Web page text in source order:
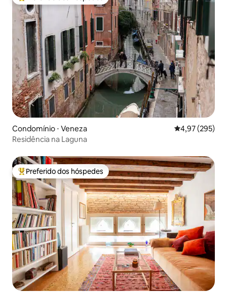
Entre os melhores preferidos dos hóspedes
Condomínio ⋅ Veneza 4,97 de uma
4,97 (295)
Residência na Laguna
Entre os melhores preferidos dos hóspedes
Preferido dos hóspedes